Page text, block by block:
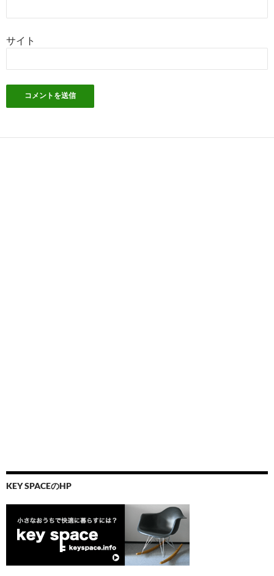
サイト
KEY SPACEのHP